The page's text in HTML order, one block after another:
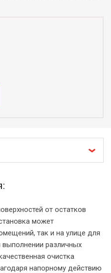
от остатков
может
так и на улице для
различных
очистка
напорному действию